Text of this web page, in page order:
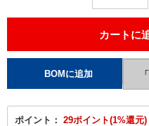
ポイント： 29ポイント(1%還元)